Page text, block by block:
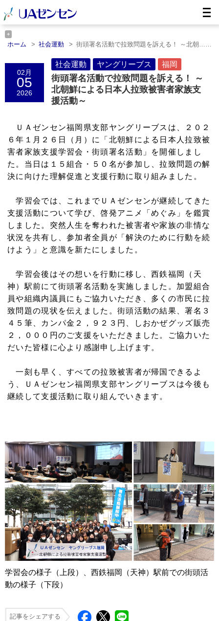
ホーム 社会運動
街頭署名活動で拉致問題を訴える！ ～北朝……
朝……
ホーム
街頭署名活動で拉致問題を訴える！ ～北朝……
02月
05
2026
社会運動 ヤングリーブス 福岡
街頭署名活動で拉致問題を訴える！ ～
北朝鮮による日本人拉致被害者家族支
援活動～
ＵＡゼンセン福岡県支部ヤングリーブスは、２０２
６年１月２６日（月）に「北朝鮮による日本人拉致被
害者家族支援学習会・街頭署名活動」を開催しまし
た。当日は１５組合・５０名が参加し、拉致問題の解
決に向けた理解促進と支援行動に取り組みました。
学習会では、これまでＵＡゼンセンが継続してきた
支援活動について学び、啓発アニメ「めぐみ」を鑑賞
しました。突然人生を奪われた被害者や家族の非情な
状況を共有し、参加者全員が「解決のために行動を続
けよう」と意識を新たにしました。
学習会後はその想いを行動に移し、西鉄福岡（天
神）駅前にて街頭署名活動を実施しました。加盟組合
員や組織内議員にもご協力いただき、多くの市民に拉
致問題の現状を伝えました。街頭活動の結果、署名３
４５筆、カンパ金２，９２３円、しおかぜグッズ販売
２，０００円のご支援をいただきました。ご協力いた
だいた皆様に心より感謝申し上げます。
一刻も早く、すべての拉致被害者が帰国できるよ
う、ＵＡゼンセン福岡県支部ヤングリーブスは今後も
継続して支援活動に取り組んでいきます。
学習会の様子（上段）、西鉄福岡（天神）駅前での街頭活
動の様子（下段）
記事をシェアする